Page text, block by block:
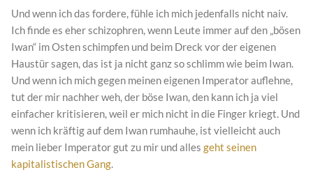
Und wenn ich das fordere, fühle ich mich jedenfalls nicht naiv.
Ich finde es eher schizophren, wenn Leute immer auf den „bösen
Iwan“ im Osten schimpfen und beim Dreck vor der eigenen
Haustür sagen, das ist ja nicht ganz so schlimm wie beim Iwan.
Und wenn ich mich gegen meinen eigenen Imperator auflehne,
tut der mir nachher weh, der böse Iwan, den kann ich ja viel
einfacher kritisieren, weil er mich nicht in die Finger kriegt. Und
wenn ich kräftig auf dem Iwan rumhauhe, ist vielleicht auch
mein lieber Imperator gut zu mir und alles geht seinen
kapitalistischen Gang.